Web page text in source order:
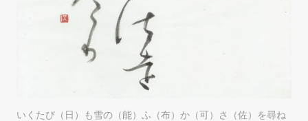
いくたび（日）も雪の（能）ふ（布）か（可）さ（佐）を尋ね